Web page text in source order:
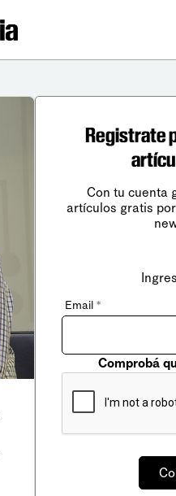
Registrate
Con tu cuenta
artículos gratis
Email *
Comprobá